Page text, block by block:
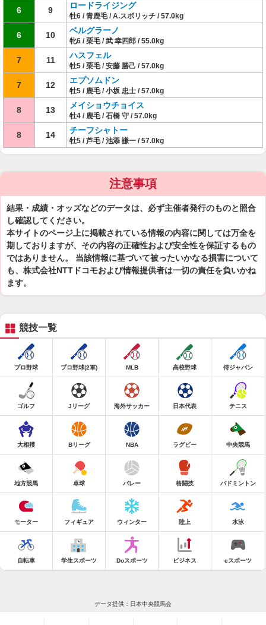
6 9 ロードライジング
牡6 / 青鹿毛 / A.スボリッチ / 57.0kg
6 10 ベルグラーノ
牝6 / 栗毛 / 武 幸四郎 / 55.0kg
7 11 ハスフェル
牡5 / 栗毛 / 安藤 勝己 / 57.0kg
7 12 エプソムドン
牡5 / 鹿毛 / 小坂 忠士 / 57.0kg
8 13 メイショウチョイス
牡4 / 鹿毛 / 石橋 守 / 57.0kg
8 14 チーフシャトー
牡5 / 芦毛 / 池添 謙一 / 57.0kg
注意事項
結果・成績・オッズなどのデータは、必ず主催者発行のものと照合
し確認してください。
本サイトのページ上に掲載されている情報の内容に関しては万全を
期しておりますが、その内容の正確性および安全性を保証するもの
ではありません。 当該情報に基づいて被ったいかなる損害について
も、株式会社NTTドコモおよび情報提供者は一切の責任を負いかね
ます。
競技一覧
プロ野球 プロ野球(2軍) MLB 高校野球 侍ジャパン
ゴルフ Jリーグ 海外サッカー 日本代表 テニス
大相撲 Bリーグ NBA ラグビー 中央競馬
地方競馬 卓球 バレー 格闘技 バドミントン
モーター フィギュア ウィンター 陸上 水泳
自転車 学生スポーツ Doスポーツ ビジネス eスポーツ
データ提供：日本中央競馬会